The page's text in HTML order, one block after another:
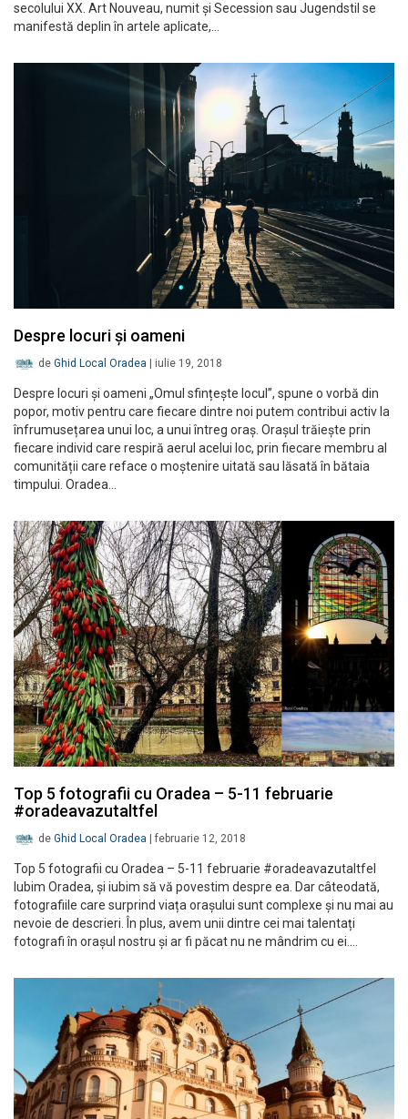
secolului XX. Art Nouveau, numit și Secession sau Jugendstil se
manifestă deplin în artele aplicate,…
Despre locuri și oameni
de Ghid Local Oradea iulie 19, 2018
Despre locuri și oameni „Omul sfințește locul”, spune o vorbă din
popor, motiv pentru care fiecare dintre noi putem contribui activ la
înfrumusețarea unui loc, a unui întreg oraș. Orașul trăiește prin
fiecare individ care respiră aerul acelui loc, prin fiecare membru al
comunității care reface o moștenire uitată sau lăsată în bătaia
timpului. Oradea…
Top 5 fotografii cu Oradea – 5-11 februarie
#oradeavazutaltfel
de Ghid Local Oradea februarie 12, 2018
Top 5 fotografii cu Oradea – 5-11 februarie #oradeavazutaltfel
Iubim Oradea, și iubim să vă povestim despre ea. Dar câteodată,
fotografiile care surprind viața orașului sunt complexe și nu mai au
nevoie de descrieri. În plus, avem unii dintre cei mai talentați
fotografi în orașul nostru și ar fi păcat nu ne mândrim cu ei.…